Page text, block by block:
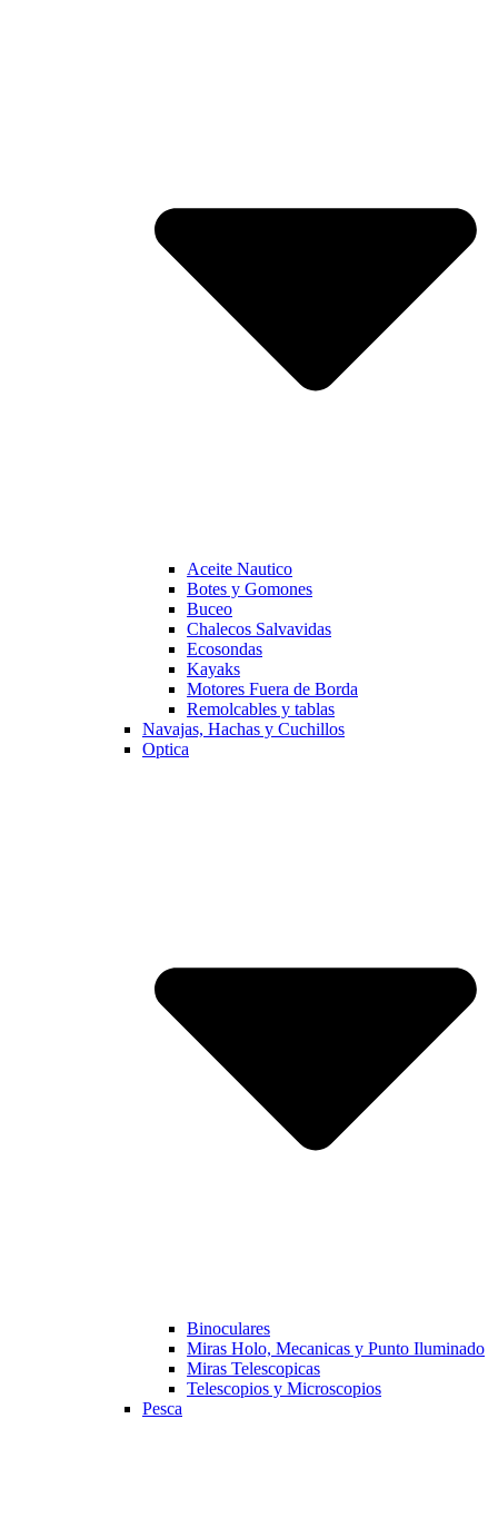
Aceite Nautico
Botes y Gomones
Buceo
Chalecos Salvavidas
Ecosondas
Kayaks
Motores Fuera de Borda
Remolcables y tablas
Navajas, Hachas y Cuchillos
Optica
Binoculares
Miras Holo, Mecanicas y Punto Iluminado
Miras Telescopicas
Telescopios y Microscopios
Pesca